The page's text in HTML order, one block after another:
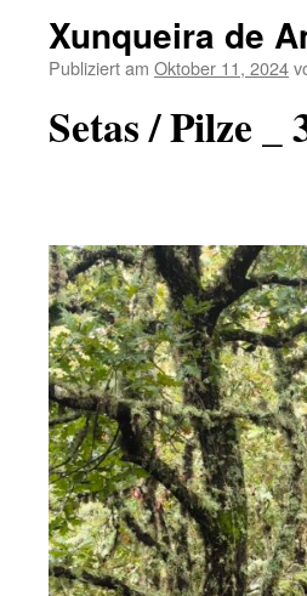
Xunqueira de
Publiziert am Oktober 11, 2024
Setas / Pilze _